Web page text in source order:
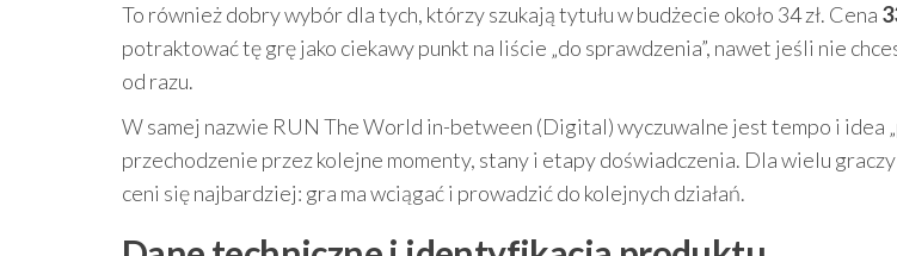
To również dobry wybór dla tych, którzy szukają tytułu w budżecie około 34 zł. Cena
potraktować tę grę jako ciekawy punkt na liście „do sprawdzenia”, nawet jeśli nie
od razu.
W samej nazwie RUN The World in-between (Digital) wyczuwalne jest tempo i idea
przechodzenie przez kolejne momenty, stany i etapy doświadczenia. Dla wielu
ceni się najbardziej: gra ma wciągać i prowadzić do kolejnych działań.